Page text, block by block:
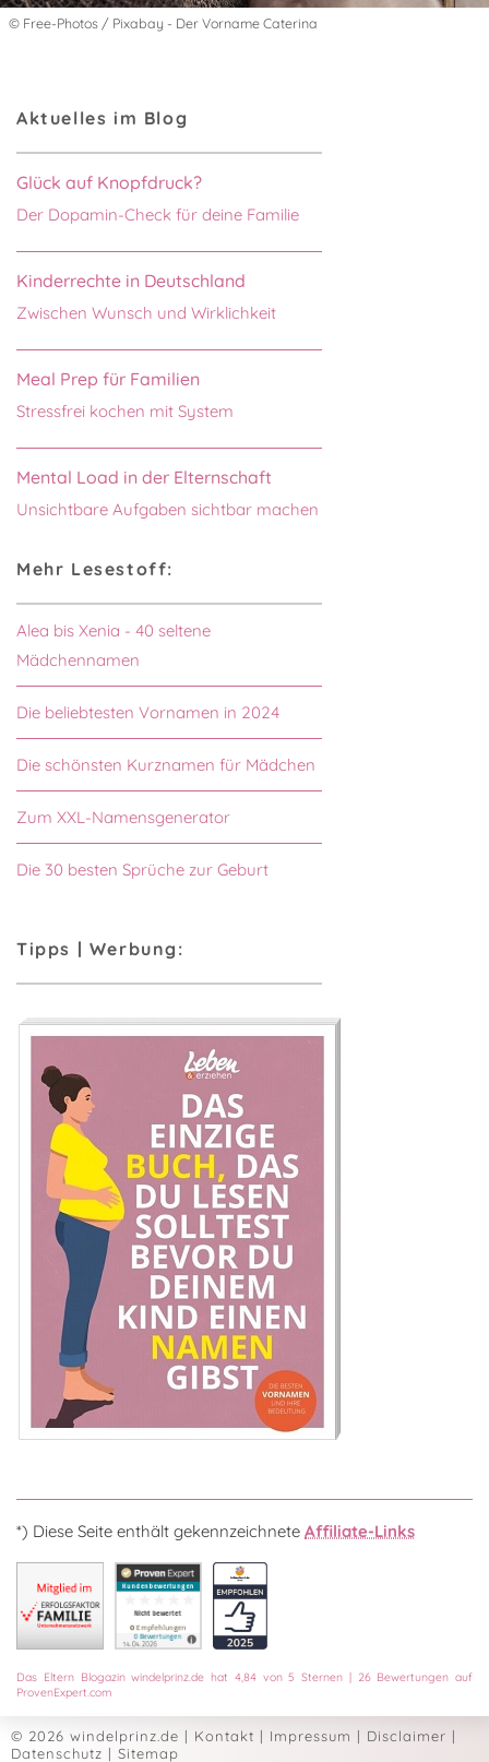
© Free-Photos / Pixabay - Der Vorname Caterina
Aktuelles im Blog
Glück auf Knopfdruck?
Der Dopamin-Check für deine Familie
Kinderrechte in Deutschland
Zwischen Wunsch und Wirklichkeit
Meal Prep für Familien
Stressfrei kochen mit System
Mental Load in der Elternschaft
Unsichtbare Aufgaben sichtbar machen
Mehr Lesestoff:
Alea bis Xenia - 40 seltene
Mädchennamen
Die beliebtesten Vornamen in 2024
Die schönsten Kurznamen für Mädchen
Zum XXL-Namensgenerator
Die 30 besten Sprüche zur Geburt
Tipps | Werbung:
*) Diese Seite enthält gekennzeichnete Affiliate-Links
Das Eltern Blogazin windelprinz.de hat 4,84von5 Sternen | 26Bewertungen auf
ProvenExpert.com
© 2026 windelprinz.de | Kontakt | Impressum | Disclaimer |
Datenschutz | Sitemap